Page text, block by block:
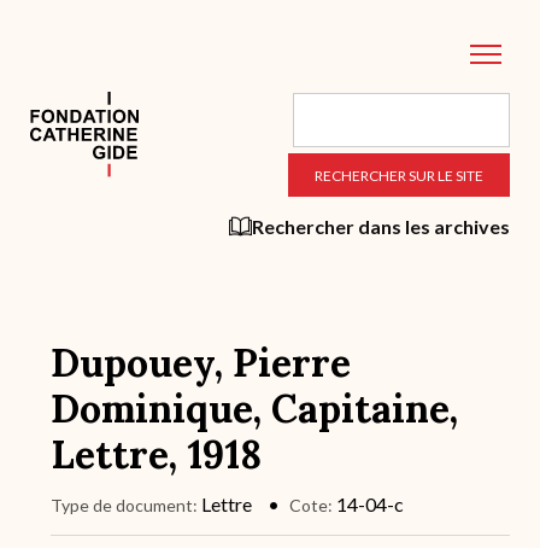
principal
Rechercher dans les archives
Dupouey, Pierre
Dominique, Capitaine,
Lettre, 1918
Type de document Lettre Cote 14-04-c